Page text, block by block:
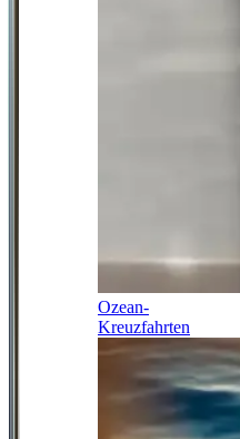
Ozean-
Kreuzfahrten